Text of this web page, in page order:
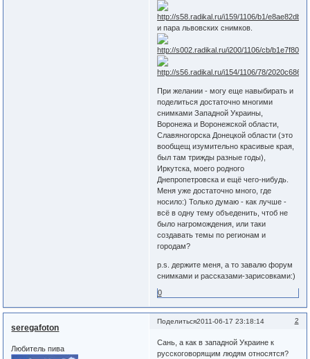
и пара львовских снимков.
При желании - могу еще навыбирать и
поделиться достаточно многими
снимками Западной Украины,
Воронежа и Воронежской области,
Славяногорска Донецкой области (это
вообщещ изумительно красивые края,
был там трижды разные годы),
Иркутска, моего родного
Днепропетровска и ещё чего-нибудь.
Меня уже достаточно много, где
носило:) Только думаю - как лучше -
всё в одну тему объеденить, чтоб не
было нагромождения, или таки
создавать темы по регионам и
городам?
p.s. держите меня, а то завалю форум
снимками и рассказами-зарисовками:)
0
Поделиться 2
2011-06-17 23:18:14
seregafoton
Любитель пива
Сань, а как в западной Украине к
русскоговорящим людям относятся?